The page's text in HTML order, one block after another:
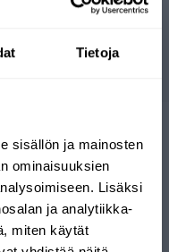
Tietoja
sisällön ja mainosten
ominaisuuksien
Lisäksi
ja analytiikka-
miten käytät